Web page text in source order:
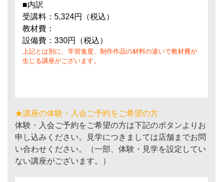
■内訳
受講料：5,324円（税込）
教材費：
設備費：330円（税込）
上記とは別に、学習進度、制作作品の材料の違いで教材費が
生じる講座がございます。
★講座の体験・入会ご予約をご希望の方
体験・入会ご予約をご希望の方は下記のボタンよりお
申し込みください。見学につきましては店舗までお問
い合わせください。（一部、体験・見学を設定してい
ない講座がございます。）